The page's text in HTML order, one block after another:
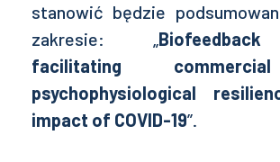
stanowić będzie
zakresie: „
facilitating
psychophysiological
impact of COVID-19”.